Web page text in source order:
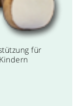
für